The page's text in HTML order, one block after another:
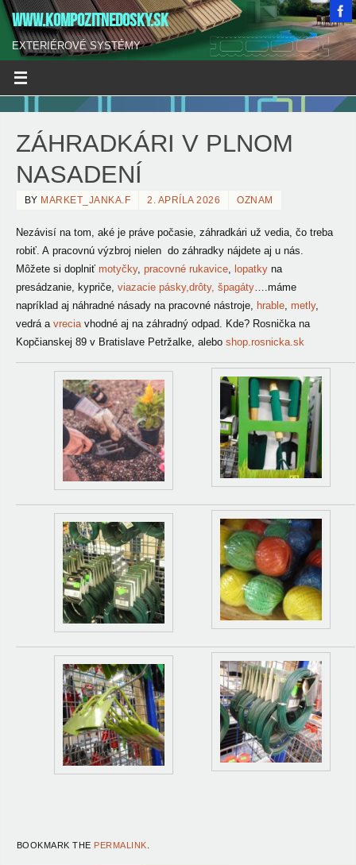
WWW.KOMPOZITNEDOSKY.SK
EXTERIÉROVÉ SYSTÉMY
ZÁHRADKÁRI V PLNOM
NASADENÍ
BY MARKET_JANKA.F 2. APRÍLA 2026 OZNAM
Nezávisí na tom, aké je práve počasie, záhradkári už vedia, čo treba
robiť. A pracovnú výzbroj nielen do záhradky nájdete aj u nás.
Môžete si doplniť motyčky, pracovné rukavice, lopatkyna
presádzanie, kypriče, viazacie pásky,drôty, špagáty….máme
napríklad aj náhradné násady na pracovné nástroje, hrable, metly,
vedrá a vreciavhodné aj na záhradný odpad. Kde? Rosnička na
Kopčianskej 89 v Bratislave Petržalke, alebo shop.rosnicka.sk
BOOKMARK THE PERMALINK